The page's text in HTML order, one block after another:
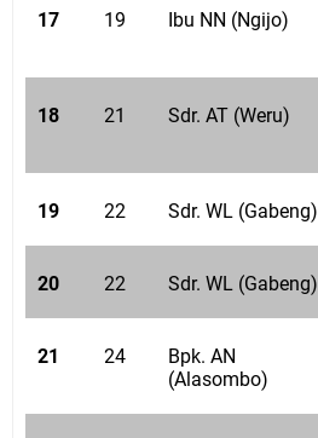
17 19 Ibu NN (Ngijo)
18 21 Sdr. AT (Weru)
19 22 Sdr. WL (Gabeng)
20 22 Sdr. WL (Gabeng)
21 24
Bpk. AN
(Alasombo)